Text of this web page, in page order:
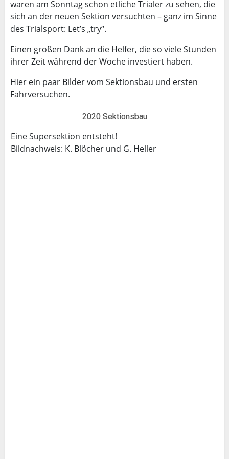
waren am Sonntag schon etliche Trialer zu sehen, die
sich an der neuen Sektion versuchten – ganz im Sinne
des Trialsport: Let’s „try“.
Einen großen Dank an die Helfer, die so viele Stunden
ihrer Zeit während der Woche investiert haben.
Hier ein paar Bilder vom Sektionsbau und ersten
Fahrversuchen.
2020 Sektionsbau
Eine Supersektion entsteht!
Bildnachweis: K. Blöcher und G. Heller